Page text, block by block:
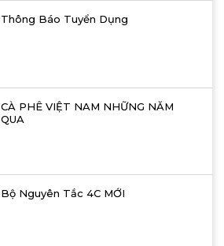
Thông Báo Tuyển Dụng
CÀ PHÊ VIỆT NAM NHỮNG NĂM
QUA
Bộ Nguyên Tắc 4C MỚI